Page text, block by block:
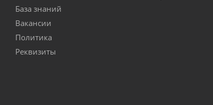
База знаний
Вакансии
Политика
Реквизиты